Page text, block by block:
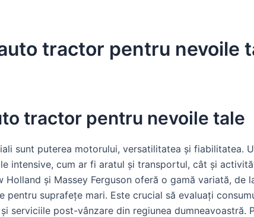
tractor pentru nevoile
tractor pentru nevoile tale
sunt puterea motorului, versatilitatea și fiabilitatea.
intensive, cum ar fi aratul și transportul, cât și
și Massey Ferguson oferă o gamă variată, de
suprafețe mari. Este crucial să evaluați
serviciile post-vânzare din regiunea dumneavoastră.